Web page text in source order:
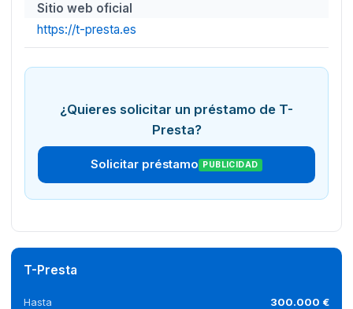
Sitio web oficial
https://t-presta.es
¿Quieres solicitar un préstamo de T-
Presta?
Solicitar préstamo PUBLICIDAD
T-Presta
Hasta 300.000 €